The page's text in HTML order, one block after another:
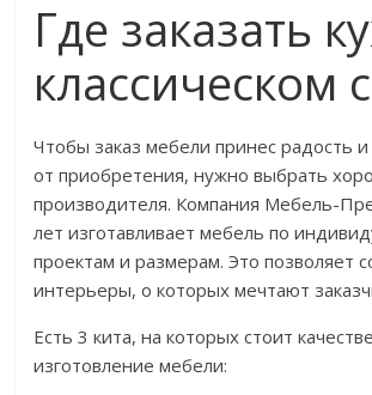
Где заказать
классическом
Чтобы заказ мебели принес радость
от приобретения, нужно выбрать
производителя. Компания Мебель-
лет изготавливает мебель по
проектам и размерам. Это позволяет
интерьеры, о которых мечтают
Есть 3 кита, на которых стоит
изготовление мебели: